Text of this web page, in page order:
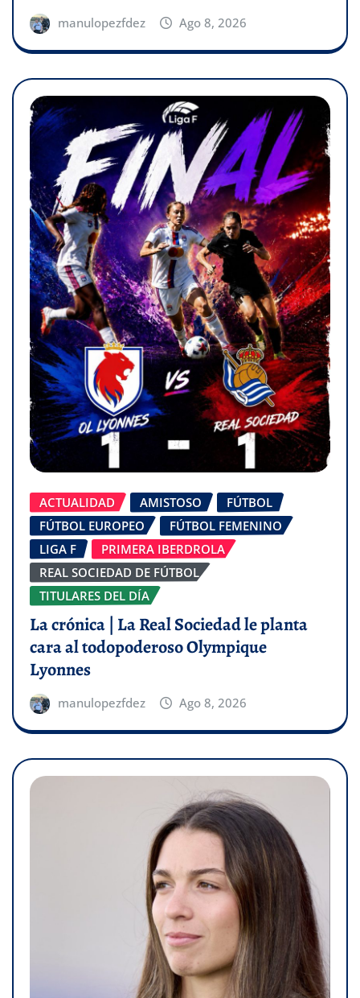
manulopezfdez Ago 8, 2026
ACTUALIDAD AMISTOSO
FÚTBOL
FÚTBOL EUROPEO
FÚTBOL FEMENINO
LIGA F
PRIMERA IBERDROLA
REAL SOCIEDAD DE FÚTBOL
TITULARES DEL DÍA
La crónica | La Real Sociedad le planta
cara al todopoderoso Olympique
Lyonnes
manulopezfdez Ago 8, 2026